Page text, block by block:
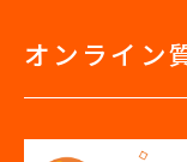
オンライン